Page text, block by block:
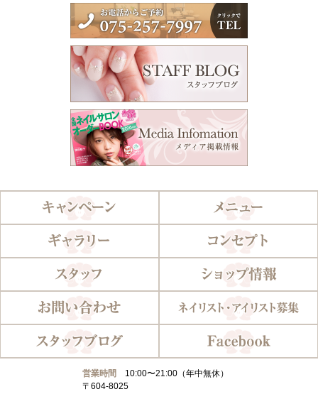
営業時間
10:00〜21:00（年中無休）
〒604-8025